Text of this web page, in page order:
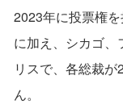
2023年に投票権
に加え、シカゴ
リスで、各総裁
ん。